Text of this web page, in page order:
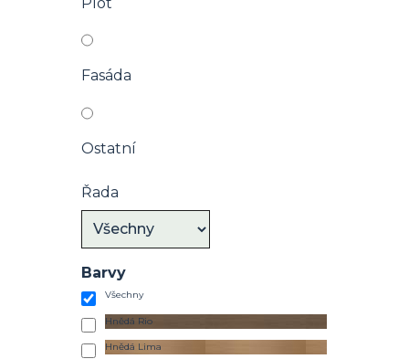
Fasáda
Ostatní
Řada
Barvy
Všechny
Hnědá Rio
Hnědá Lima